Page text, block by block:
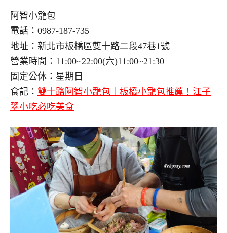
阿智小籠包
電話：0987-187-735
地址：新北市板橋區雙十路二段47巷1號
營業時間：11:00~22:00(六)11:00~21:30
固定公休：星期日
食記： 雙十路阿智小籠包｜板橋小籠包推薦！江子
翠小吃必吃美食